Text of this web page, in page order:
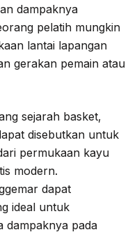
dampaknya
pelatih mungkin
lantai lapangan
gerakan pemain atau
sejarah basket,
disebutkan untuk
permukaan kayu
modern.
dapat
ideal untuk
dampaknya pada